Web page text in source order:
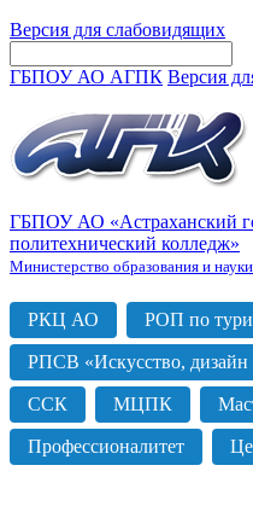
Версия для слабовидящих
ГБПОУ АО АГПК Версия
ГБПОУ АО «Астраханский
политехнический колледж»
Министерство образования и
РКЦ АО РОП по
РПСВ «Искусство, дизайн
ССК МЦПК
Профессионалитет